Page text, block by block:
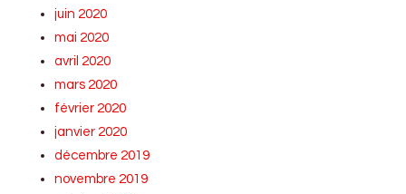
juin 2020
mai 2020
avril 2020
mars 2020
février 2020
janvier 2020
décembre 2019
novembre 2019